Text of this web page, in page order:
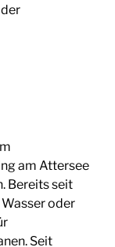
am Attersee
Bereits seit
oder
Seit